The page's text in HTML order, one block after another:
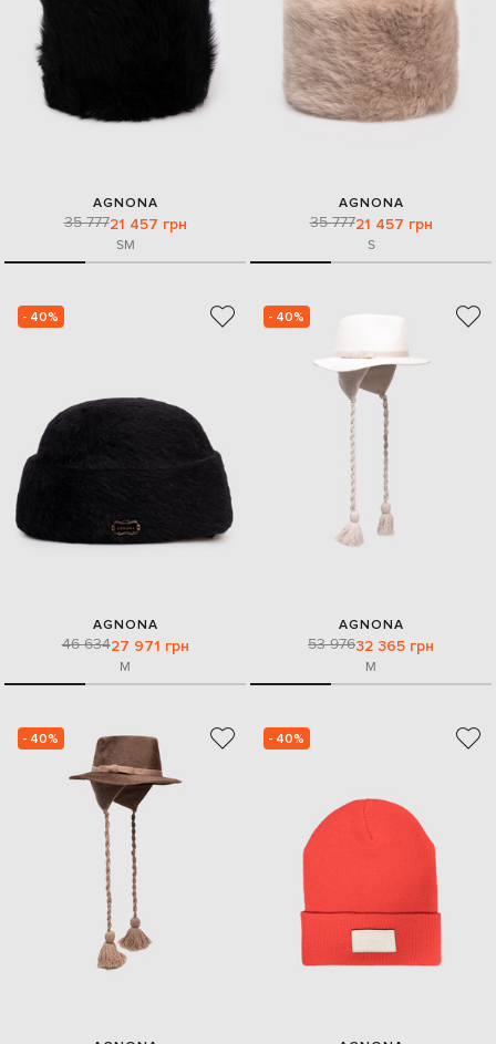
AGNONA
35 77721 457 грн
SM
AGNONA
35 77721 457 грн
S
- 40%
AGNONA
46 63427 971 грн
M
- 40%
AGNONA
53 97632 365 грн
M
- 40% - 40%